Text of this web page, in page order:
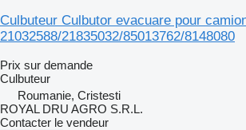
Culbuteur Culbutor evacuare pour
21032588/21835032/85013762/8148080
Prix sur demande
Culbuteur
Roumanie, Cristesti
ROYAL DRU AGRO S.R.L.
Contacter le vendeur